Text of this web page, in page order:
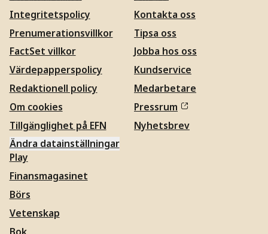
Integritetspolicy
Prenumerationsvillkor
FactSet villkor
Värdepapperspolicy
Redaktionell policy
Om cookies
Tillgänglighet på EFN
Ändra datainställningar
Kontakta oss
Tipsa oss
Jobba hos oss
Kundservice
Medarbetare
Pressrum
Nyhetsbrev
Play
Finansmagasinet
Börs
Vetenskap